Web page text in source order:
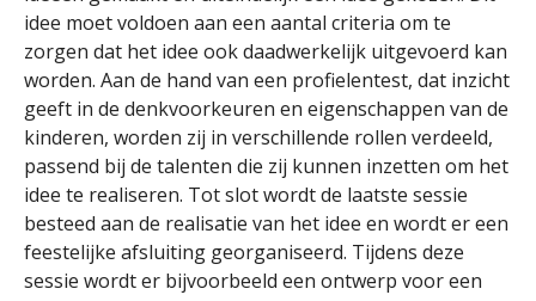
idee moet voldoen aan een aantal criteria om te
zorgen dat het idee ook daadwerkelijk uitgevoerd kan
worden. Aan de hand van een profielentest, dat inzicht
geeft in de denkvoorkeuren en eigenschappen van de
kinderen, worden zij in verschillende rollen verdeeld,
passend bij de talenten die zij kunnen inzetten om het
idee te realiseren. Tot slot wordt de laatste sessie
besteed aan de realisatie van het idee en wordt er een
feestelijke afsluiting georganiseerd. Tijdens deze
sessie wordt er bijvoorbeeld een ontwerp voor een